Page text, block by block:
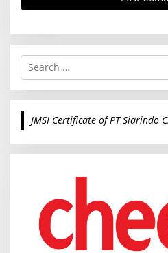
S
r
c
o
JMSI Certificate of PT Siarindo